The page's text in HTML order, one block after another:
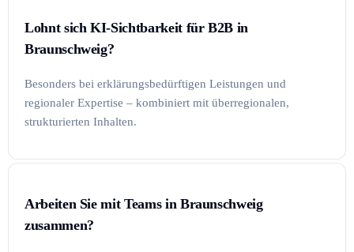
Lohnt sich KI-Sichtbarkeit für B2B in
Braunschweig?
Besonders bei erklärungsbedürftigen Leistungen und
regionaler Expertise – kombiniert mit überregionalen,
strukturierten Inhalten.
Arbeiten Sie mit Teams in Braunschweig
zusammen?